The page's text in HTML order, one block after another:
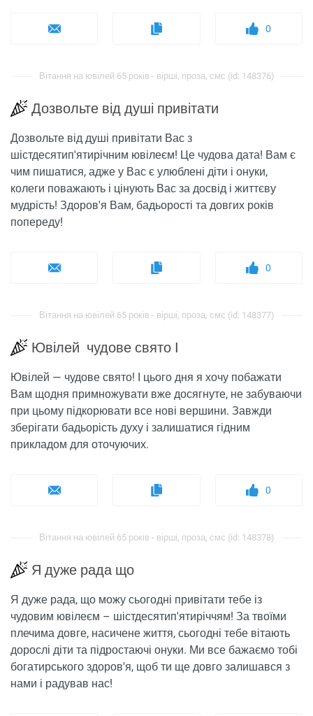
0
Вітання на ювілей 65 років - вірші, проза, смс (id: 148376)
Дозвольте від душі привітати
Дозвольте від душі привітати Вас з
шістдесятип'ятирічним ювілеєм! Це чудова дата! Вам є
чим пишатися, адже у Вас є улюблені діти і онуки,
колеги поважають і цінують Вас за досвід і життєву
мудрість! Здоров'я Вам, бадьорості та довгих років
попереду!
0
Вітання на ювілей 65 років - вірші, проза, смс (id: 148377)
Ювілей чудове свято І
Ювілей — чудове свято! І цього дня я хочу побажати
Вам щодня примножувати вже досягнуте, не забуваючи
при цьому підкорювати все нові вершини. Завжди
зберігати бадьорість духу і залишатися гідним
прикладом для оточуючих.
0
Вітання на ювілей 65 років - вірші, проза, смс (id: 148378)
Я дуже рада що
Я дуже рада, що можу сьогодні привітати тебе із
чудовим ювілеєм – шістдесятип'ятиріччям! За твоїми
плечима довге, насичене життя, сьогодні тебе вітають
дорослі діти та підростаючі онуки. Ми все бажаємо тобі
богатирського здоров'я, щоб ти ще довго залишався з
нами і радував нас!